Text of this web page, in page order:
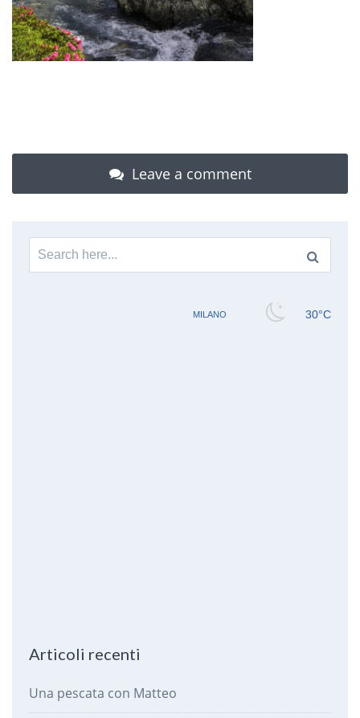
Leave a comment
Search
for:
Articoli recenti
Una pescata con Matteo